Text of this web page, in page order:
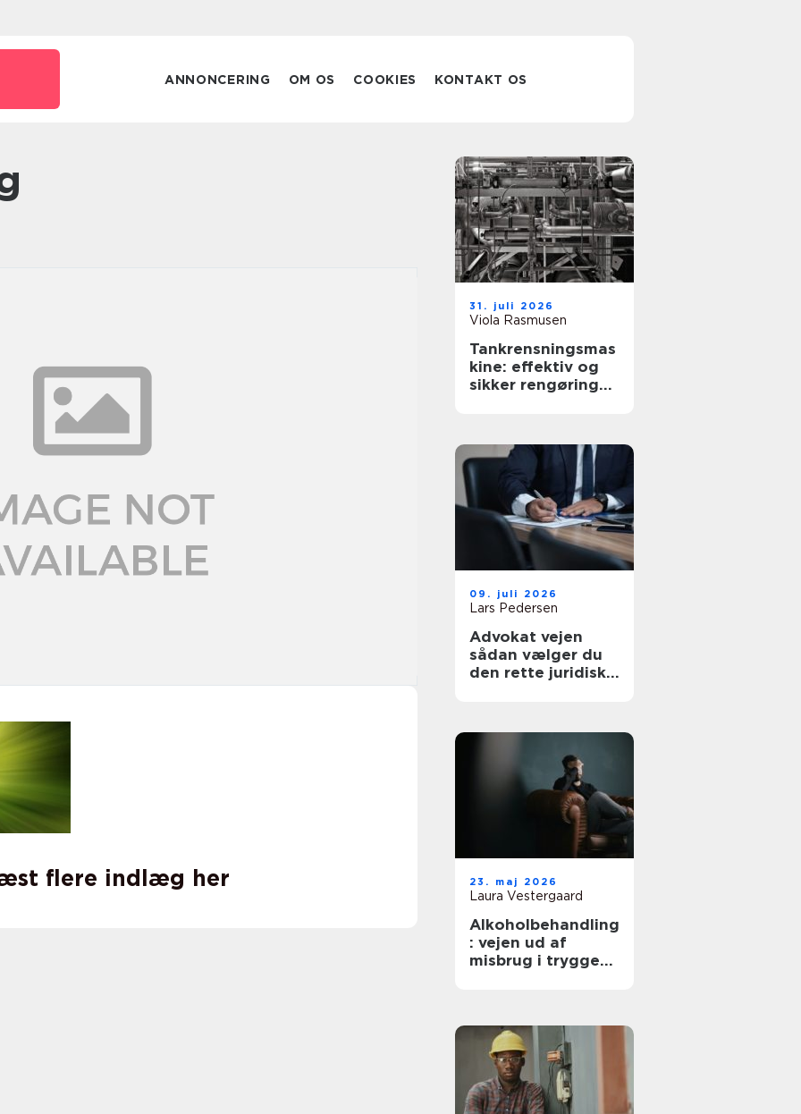
ANNONCERING OM OS COOKIES KONTAKT OS
flere indlæg her
31. juli 2026
Viola Rasmusen
Tankrensningsmas
kine: effektiv og
sikker rengøring
09. juli 2026
Lars Pedersen
Advokat vejen
sådan vælger du
den rette juridiske
23. maj 2026
Laura Vestergaard
Alkoholbehandling
: vejen ud af
misbrug i trygge